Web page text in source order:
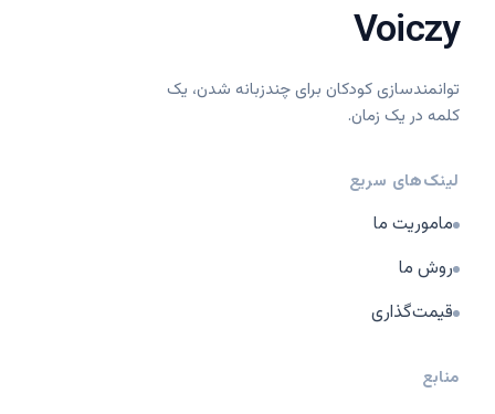
Voiczy
توانمندسازی کودکان برای چندزبانه شدن، یک
کلمه در یک زمان.
لینک‌های سریع
ماموریت ما
روش ما
قیمت‌گذاری
منابع